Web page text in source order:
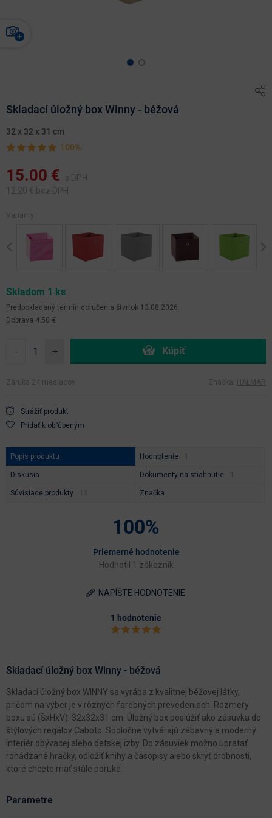
Skladací úložný box Winny - béžová
32 x 32 x 31 cm
100%
15.00 €
s DPH
12.20 € bez DPH
Varianty:
Skladom 1 ks
Predpokladaný termín doručenia štvrtok 13.08.2026
Doprava 4.50 €
- +
Záruka 24 mesiacov Značka: HALMAR
Strážiť produkt
Pridať k obľúbeným
Popis produktu Hodnotenie
Diskusia Dokumenty na stiahnutie
Súvisiace produkty Značka
100%
Priemerné hodnotenie
Hodnotil 1 zákazník
NAPÍŠTE HODNOTENIE
1 hodnotenie
Skladací úložný box Winny - béžová
Skladací úložný box WINNY sa vyrába z kvalitnej béžovej látky,
pričom na výber je v rôznych farebných prevedeniach. Rozmery
boxu sú (ŠxHxV): 32x32x31 cm. Úložný box poslúžiť ako zásuvka do
štýlových regálov Caboto. Spoločne vytvárajú zábavný a moderný
interiér obývacej alebo detskej izby. Do zásuviek možno upratať
rohádzané hračky, odložiť knihy a časopisy alebo skryť drobnosti,
ktoré chcete mať stále poruke.
Parametre